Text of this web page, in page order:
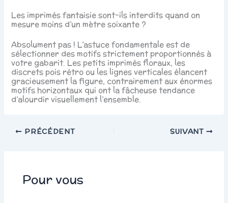
Les imprimés fantaisie sont-ils interdits quand on
mesure moins d’un mètre soixante ?
Absolument pas ! L’astuce fondamentale est de
sélectionner des motifs strictement proportionnés à
votre gabarit. Les petits imprimés floraux, les
discrets pois rétro ou les lignes verticales élancent
gracieusement la figure, contrairement aux énormes
motifs horizontaux qui ont la fâcheuse tendance
d’alourdir visuellement l’ensemble.
PRÉCÉDENT SUIVANT
Pour vous